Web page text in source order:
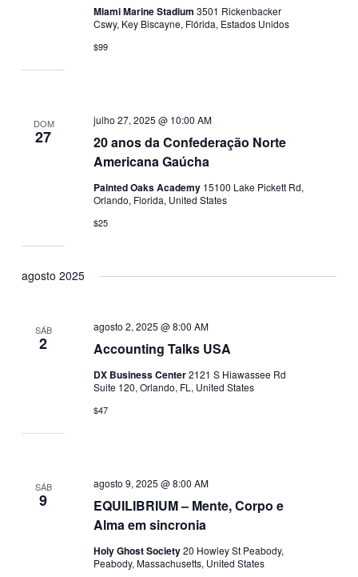
Miami Marine Stadium 3501 Rickenbacker
Cswy, Key Biscayne, Flórida, Estados Unidos
$99
DOM
27
20 anos da Confederação Norte
Americana Gaúcha
julho 27, 2025 @ 10:00 AM
Painted Oaks Academy 15100 Lake Pickett Rd,
Orlando, Florida, United States
$25
agosto 2025
SÁB
2 Accounting Talks USA
agosto 2, 2025 @ 8:00 AM
DX Business Center2121 S Hiawassee Rd
Suite 120, Orlando, FL, United States
$47
SÁB
9
EQUILIBRIUM – Mente, Corpo e
Alma em sincronia
agosto 9, 2025 @ 8:00 AM
Holy Ghost Society20 Howley St Peabody,
Peabody, Massachusetts, United States